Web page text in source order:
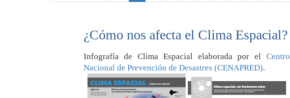
¿Cómo nos afecta el Clima Espacial?
Infografía de Clima Espacial elaborada por el Centro
Nacional de Prevención de Desastres (CENAPRED).